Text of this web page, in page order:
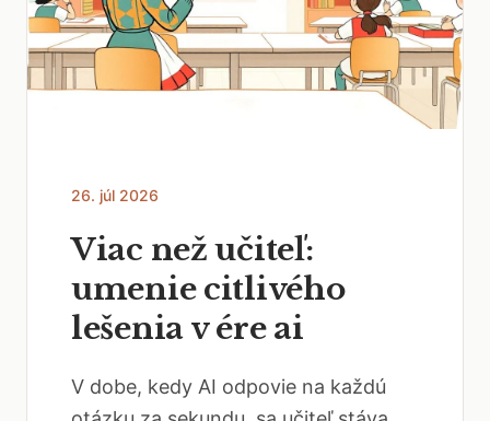
26. júl 2026
Viac než učiteľ:
umenie citlivého
lešenia v ére ai
V dobe, kedy AI odpovie na každú